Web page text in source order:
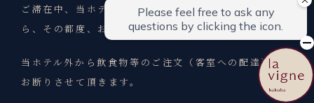
ご滞在中、当ホテルから勘定書の提示がございました
ら、その都度、お支払いください。
当ホテル外から飲食物等のご注文（客室への配達）は
お断りさせて頂きます。